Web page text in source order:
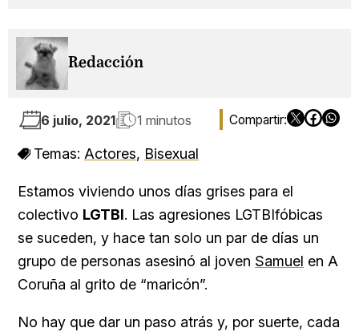
Redacción
6 julio, 2021 1 minutos
Temas: Actores, Bisexual
Estamos viviendo unos días grises para el
colectivo LGTBI. Las agresiones LGTBIfóbicas
se suceden, y hace tan solo un par de días un
grupo de personas asesinó al joven Samuel en A
Coruña al grito de “maricón”.
No hay que dar un paso atrás y, por suerte, cada